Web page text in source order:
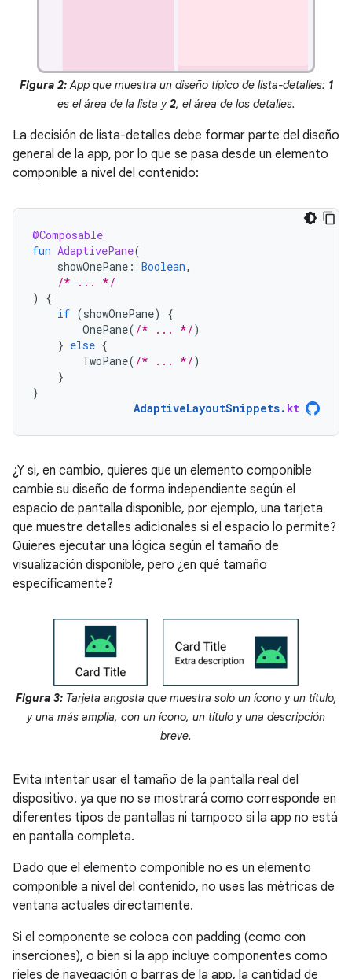
Figura 2:App que muestra un diseño típico de lista-detalles: 1
es el área de la lista y2, el área de los detalles.
La decisión de lista-detalles debe formar parte del diseño
general de la app, por lo que se pasa desde un elemento
componible a nivel del contenido:
@Composable
fun AdaptivePane(
showOnePane : Boolean,
/* ... */
)
{
if (showOnePane)
{
OnePane( /* ... */)
} else {
TwoPane( /* ... */)
}
}
AdaptiveLayoutSnippets. kt
¿Y si, en cambio, quieres que un elemento componible
cambie su diseño de forma independiente según el
espacio de pantalla disponible, por ejemplo, una tarjeta
que muestre detalles adicionales si el espacio lo permite?
Quieres ejecutar una lógica según el tamaño de
visualización disponible, pero ¿en qué tamaño
específicamente?
Figura 3:Tarjeta angosta que muestra solo un ícono y un título,
y una más amplia, con un ícono, un título y una descripción
breve.
Evita intentar usar el tamaño de la pantalla real del
dispositivo. ya que no se mostrará como corresponde en
diferentes tipos de pantallas ni tampoco si la app no está
en pantalla completa.
Dado que el elemento componible no es un elemento
componible a nivel del contenido, no uses las métricas de
ventana actuales directamente.
Si el componente se coloca con padding (como con
inserciones), o bien si la app incluye componentes como
rieles de navegación o barras de la app, la cantidad de